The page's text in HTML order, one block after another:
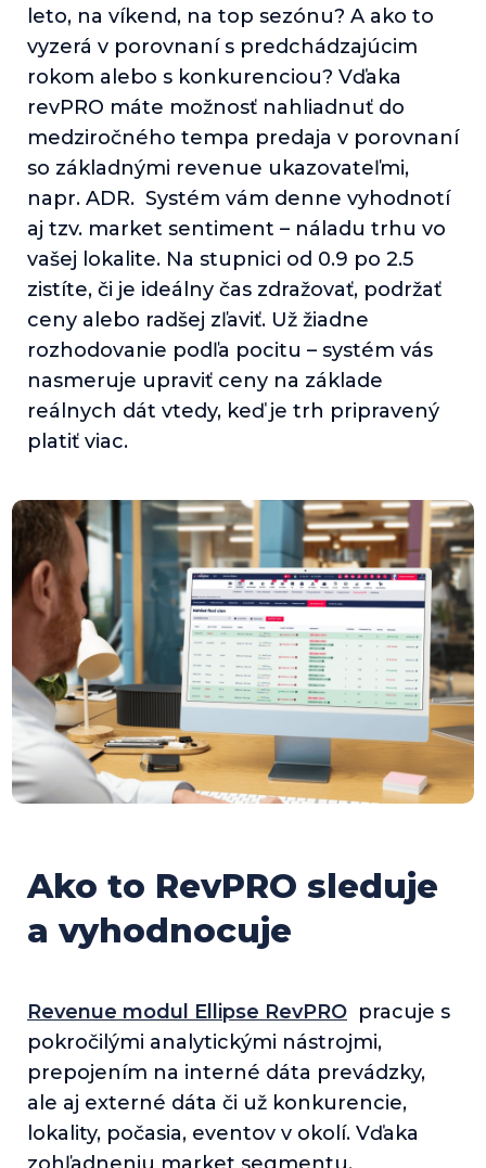
leto, na víkend, na top sezónu? A ako to
vyzerá v porovnaní s predchádzajúcim
rokom alebo s konkurenciou? Vďaka
revPRO máte možnosť nahliadnuť do
medziročného tempa predaja v porovnaní
so základnými revenue ukazovateľmi,
napr. ADR. Systém vám denne vyhodnotí
aj tzv. market sentiment – náladu trhu vo
vašej lokalite. Na stupnici od 0.9 po 2.5
zistíte, či je ideálny čas zdražovať, podržať
ceny alebo radšej zľaviť. Už žiadne
rozhodovanie podľa pocitu – systém vás
nasmeruje upraviť ceny na základe
reálnych dát vtedy, keď je trh pripravený
platiť viac.
Ako to RevPRO sleduje
a vyhodnocuje
Revenue modul Ellipse RevPRO pracuje s
pokročilými analytickými nástrojmi,
prepojením na interné dáta prevádzky,
ale aj externé dáta či už konkurencie,
lokality, počasia, eventov v okolí. Vďaka
zohľadneniu market segmentu,